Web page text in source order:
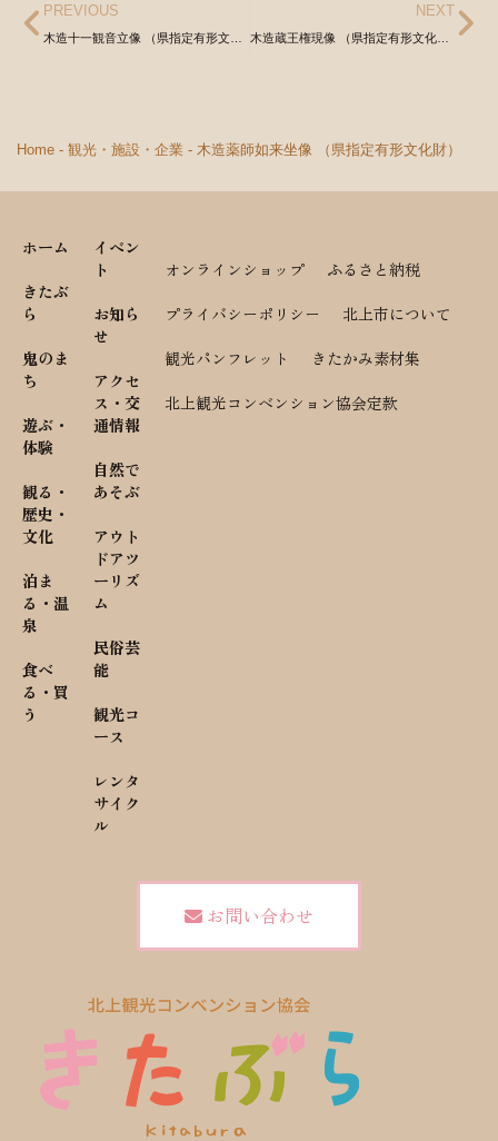
PREVIOUS NEXT
木造蔵王権現像 （県指定有形文化財）
Home - 観光・施設・企業 - 木造薬師如来坐像 （県指定有形文化財）
ホーム
きたぶ
ら
鬼のま
ち
遊ぶ・
体験
観る・
歴史・
文化
泊ま
る・温
泉
食べ
る・買
う
イベン
ト
お知ら
せ
アクセ
ス・交
通情報
自然で
あそぶ
アウト
ドアツ
ーリズ
ム
民俗芸
能
観光コ
ース
レンタ
サイク
ル
オンラインショップ
ふるさと納税
プライバシーポリシー
北上市について
観光パンフレット
きたかみ素材集
北上観光コンベンション協会定款
お問い合わせ